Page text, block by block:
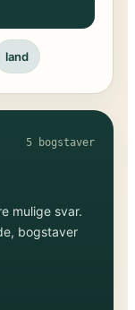
land
5 bogstaver
mulige svar.
bogstaver